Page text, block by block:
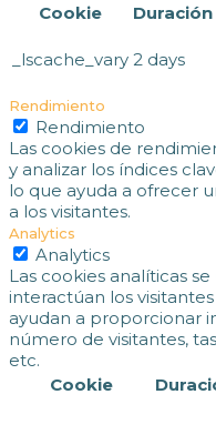
Cookie
Duración
_lscache_vary 2 days
Rendimiento
Rendimiento
Las cookies de
y analizar los índices
lo que ayuda a ofrecer
a los visitantes.
Analytics
Analytics
Las cookies analíticas
interactúan los
ayudan a proporcionar
número de visitantes,
etc.
Cookie